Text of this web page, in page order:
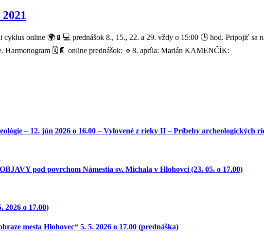
online 🌍📱💻 prednášok 8., 15., 22. a 29. vždy o 15:00 🕒 hod. Pripojiť sa
Harmonogram 🗓📄 online prednášok: 🔹8. apríla: Marián KAMENČÍK:
– 12. jún 2026 o 16.00 – Vylovené z rieky II – Príbehy archeologických
pod povrchom Námestia sv. Michala v Hlohovci (23. 05. o 17.00)
2026 o 17.00)
mesta Hlohovec“ 5. 5. 2026 o 17.00 (prednáška)